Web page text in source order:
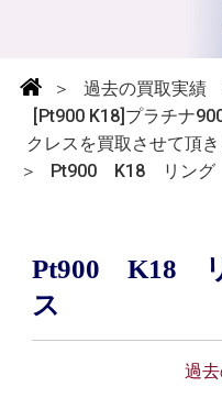
＞ 過去の買取実績
[Pt900 K18]プラチナ
クレスを買取させて頂き
＞
Pt900 K18 リング
Pt900 K18
ス
過